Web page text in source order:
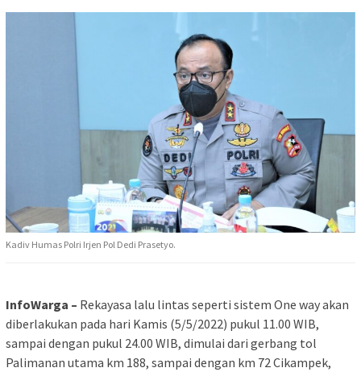
Kadiv Humas Polri Irjen Pol Dedi Prasetyo.
InfoWarga – Rekayasa lalu lintas seperti sistem One way akan
diberlakukan pada hari Kamis (5/5/2022) pukul 11.00 WIB,
sampai dengan pukul 24.00 WIB, dimulai dari gerbang tol
Palimanan utama km 188, sampai dengan km 72 Cikampek,